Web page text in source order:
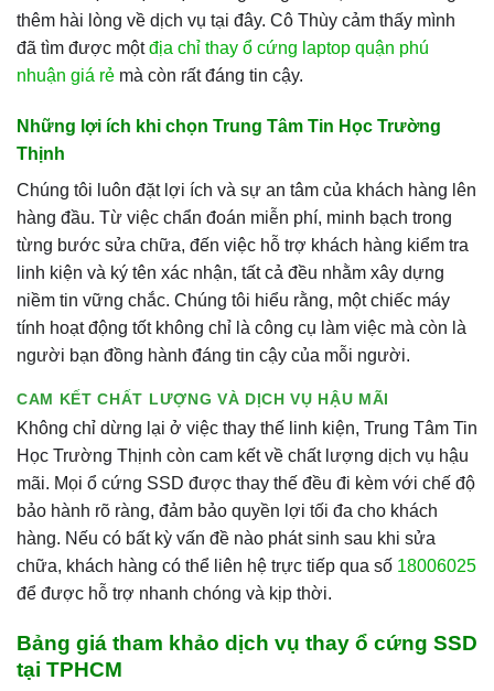
thêm hài lòng về dịch vụ tại đây. Cô Thùy cảm thấy mình
đã tìm được mộtđịa chỉ thay ổ cứng laptop quận phú
nhuận giá rẻ mà còn rất đáng tin cậy.
Những lợi ích khi chọn Trung Tâm Tin Học Trường
Thịnh
Chúng tôi luôn đặt lợi ích và sự an tâm của khách hàng lên
hàng đầu. Từ việc chẩn đoán miễn phí, minh bạch trong
từng bước sửa chữa, đến việc hỗ trợ khách hàng kiểm tra
linh kiện và ký tên xác nhận, tất cả đều nhằm xây dựng
niềm tin vững chắc. Chúng tôi hiểu rằng, một chiếc máy
tính hoạt động tốt không chỉ là công cụ làm việc mà còn là
người bạn đồng hành đáng tin cậy của mỗi người.
CAM KẾT CHẤT LƯỢNG VÀ DỊCH VỤ HẬU MÃI
Không chỉ dừng lại ở việc thay thế linh kiện, Trung Tâm Tin
Học Trường Thịnh còn cam kết về chất lượng dịch vụ hậu
mãi. Mọi ổ cứng SSD được thay thế đều đi kèm với chế độ
bảo hành rõ ràng, đảm bảo quyền lợi tối đa cho khách
hàng. Nếu có bất kỳ vấn đề nào phát sinh sau khi sửa
chữa, khách hàng có thể liên hệ trực tiếp qua số 18006025
để được hỗ trợ nhanh chóng và kịp thời.
Bảng giá tham khảo dịch vụ thay ổ cứng SSD
tại TPHCM